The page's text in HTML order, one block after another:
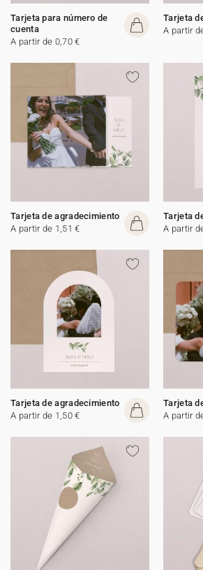
Tarjeta para número de
cuenta
A partir de 0,70 €
Tarjeta
A partir
Tarjeta de agradecimiento
A partir de 1,51 €
Tarjeta
A partir
Tarjeta de agradecimiento
A partir de 1,50 €
Tarjeta
A partir